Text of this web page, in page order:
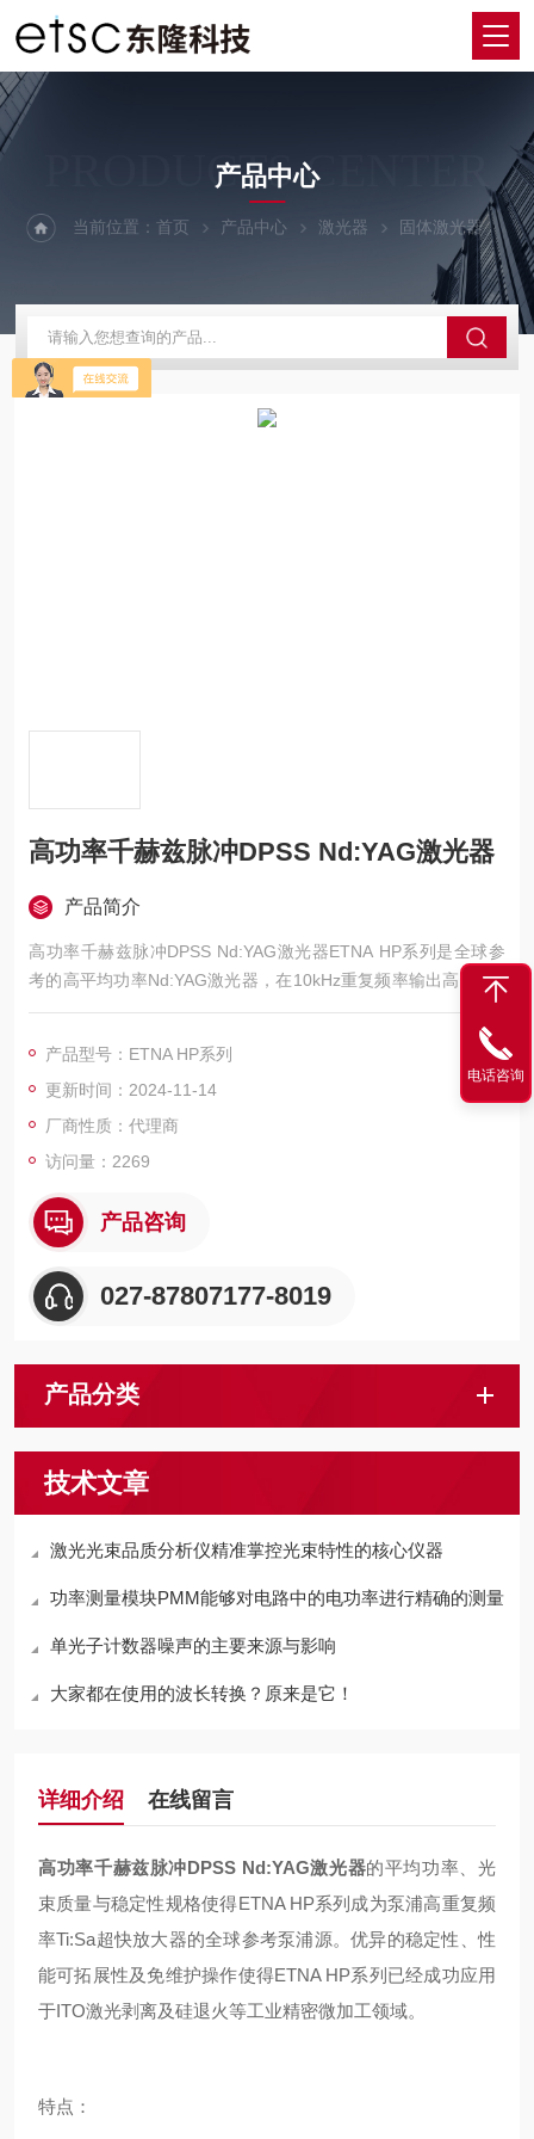
PRODUCTS CENTER
产品中心
当前位置：首页 产品中心 激光器 固体激光器
高功率千赫兹脉冲DPSS Nd:YAG激光器
产品简介
高功率千赫兹脉冲DPSS Nd:YAG激光器ETNA HP系列是全球参
考的高平均功率Nd:YAG激光器，在10kHz重复频率输出高达170
W功率的绿激光，可以满足工业与科研等领域要求苛刻的应用。E
TNA HP基于THALES最新半导体激光泵浦腔技术展现出优异的功
率稳定性。
产品型号：ETNA HP系列
更新时间：2024-11-14
厂商性质：代理商
访问量：2269
产品咨询
027-87807177-8019
产品分类
技术文章
激光光束品质分析仪精准掌控光束特性的核心仪器
功率测量模块PMM能够对电路中的电功率进行精确的测量
单光子计数器噪声的主要来源与影响
大家都在使用的波长转换？原来是它！
详细介绍 在线留言
高功率千赫兹脉冲DPSS Nd:YAG激光器的平均功率、光
束质量与稳定性规格使得ETNA HP系列成为泵浦高重复频
率Ti:Sa超快放大器的全球参考泵浦源。优异的稳定性、性
能可拓展性及免维护操作使得ETNA HP系列已经成功应用
于ITO激光剥离及硅退火等工业精密微加工领域。
特点：
电话咨询